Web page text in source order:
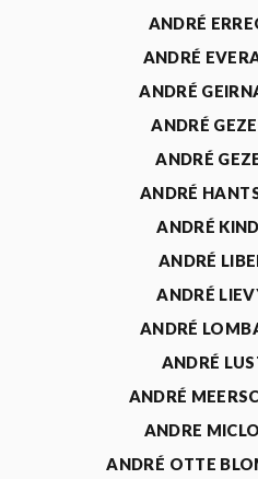
ANDRÉ
ANDRÉ
ANDRÉ
ANDRÉ
ANDRÉ
ANDRÉ
ANDRÉ
ANDRÉ
ANDRÉ
ANDRÉ
ANDRÉ
ANDRÉ
ANDRE
ANDRÉ OTTE